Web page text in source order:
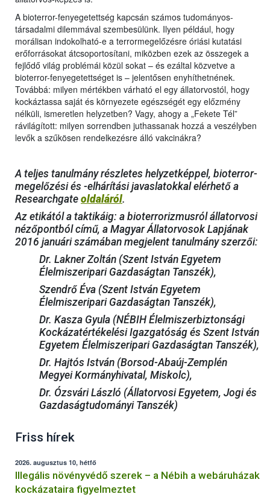
A bioterror-fenyegetettség kapcsán számos tudományos-
társadalmi dilemmával szembesülünk. Ilyen például, hogy
morálisan indokolható-e a terrormegelőzésre óriási kutatási
erőforrásokat átcsoportosítani, miközben ezek az összegek a
fejlődő világ problémái közül sokat – és ezáltal közvetve a
bioterror-fenyegetettséget is – jelentősen enyhíthetnének.
Továbbá: milyen mértékben várható el egy állatorvostól, hogy
kockáztassa saját és környezete egészségét egy előzmény
nélküli, ismeretlen helyzetben? Vagy, ahogy a „Fekete Tél”
rávilágított: milyen sorrendben juthassanak hozzá a veszélyben
levők a szűkösen rendelkezésre álló vakcinákra?
A teljes tanulmány részletes helyzetképpel, bioterror-
megelőzési és -elhárítási javaslatokkal elérhető a
Researchgate oldaláról.
Az etikától a taktikáig: a bioterrorizmusról állatorvosi
nézőpontból című, a Magyar Állatorvosok Lapjának
2016 januári számában megjelent tanulmány szerzői:
Dr. Lakner Zoltán (Szent István Egyetem
Élelmiszeripari Gazdaságtan Tanszék),
Szendrő Éva (Szent István Egyetem
Élelmiszeripari Gazdaságtan Tanszék),
Dr. Kasza Gyula (NÉBIH Élelmiszerbiztonsági
Kockázatértékelési Igazgatóság és Szent István
Egyetem Élelmiszeripari Gazdaságtan Tanszék),
Dr. Hajtós István (Borsod-Abaúj-Zemplén
Megyei Kormányhivatal, Miskolc),
Dr. Ózsvári László (Állatorvosi Egyetem, Jogi és
Gazdaságtudományi Tanszék)
Friss hírek
2026. augusztus 10, hétfő
Illegális növényvédő szerek – a Nébih a webáruházak
kockázataira figyelmeztet